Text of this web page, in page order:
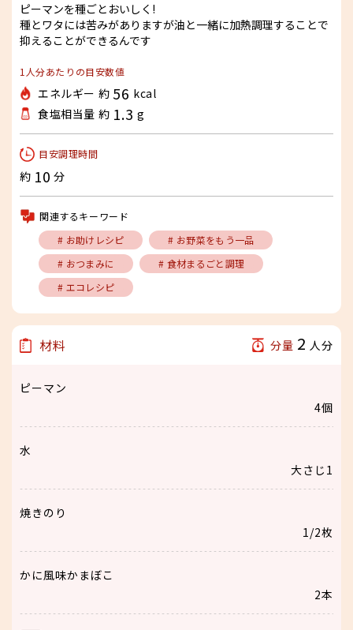
ピーマンを種ごとおいしく!
種とワタには苦みがありますが油と一緒に加熱調理することで
抑えることができるんです
1人分あたりの目安数値
エネルギー 約 56 kcal
食塩相当量 約 1.3 g
目安調理時間
約 10 分
関連するキーワード
# お助けレシピ
# お野菜をもう一品
# おつまみに
# 食材まるごと調理
# エコレシピ
材料 分量 2 人分
ピーマン
4個
水
大さじ1
焼きのり
1/2枚
かに風味かまぼこ
2本